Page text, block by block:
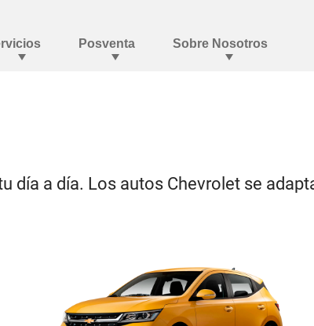
día a día. Los autos Chevrolet se